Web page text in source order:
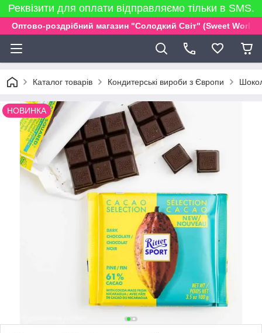
Реквізити для оплати відправляємо тільки в SMS.
Оптово-роздрібний магазин "Солодкий Світ" (Sweet World)
Каталог товарів Кондитерські вироби з Європи
НОВИНКА